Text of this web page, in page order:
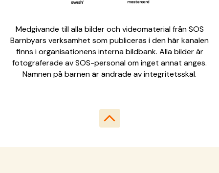
Medgivande till alla bilder och videomaterial från SOS
Barnbyars verksamhet som publiceras i den här kanalen
finns i organisationens interna bildbank. Alla bilder är
fotograferade av SOS-personal om inget annat anges.
Namnen på barnen är ändrade av integritetsskäl.